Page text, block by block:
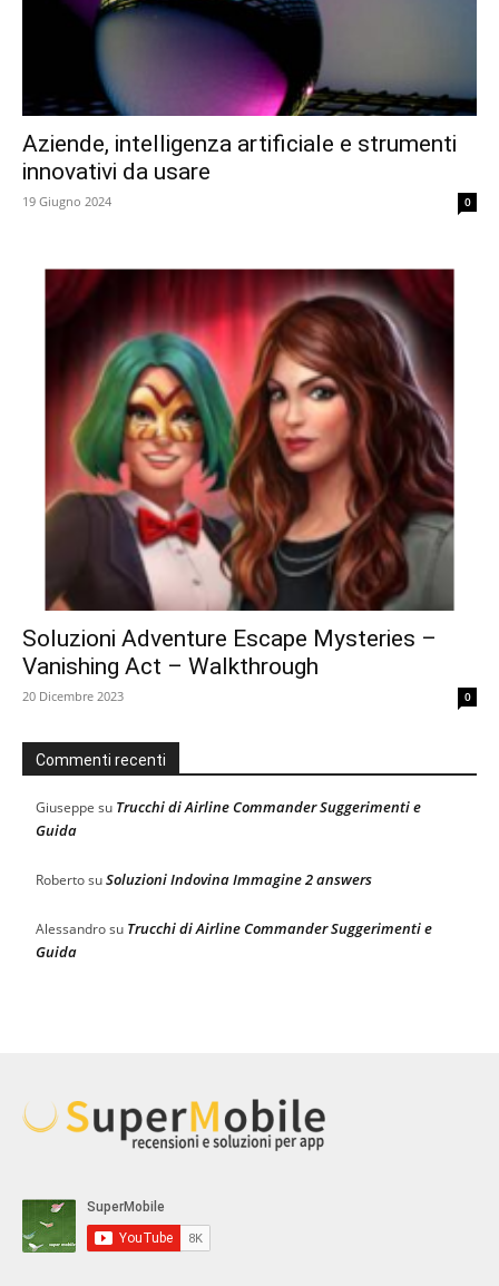
Aziende, intelligenza artificiale e strumenti
innovativi da usare
19 Giugno 2024 0
Soluzioni Adventure Escape Mysteries –
Vanishing Act – Walkthrough
20 Dicembre 2023 0
Commenti recenti
Giuseppe su Trucchi di Airline Commander Suggerimenti e
Guida
RobertosuSoluzioni Indovina Immagine 2 answers
Alessandrosu Trucchi di Airline Commander Suggerimenti e
Guida